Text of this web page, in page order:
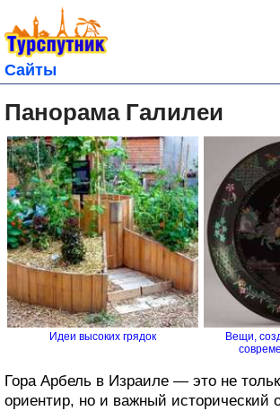
Сайты
Панорама Галилеи
Идеи высоких грядок
Вещи,
Гора Арбель в Израиле — это не
ориентир, но и важный исторический